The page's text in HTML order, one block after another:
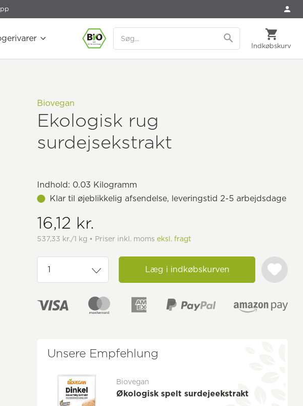
Indkøbskurv
Biovegan
Ekologisk rug
surdejsekstrakt
Indhold: 0.03 Kilogramm
Klar til øjeblikkelig afsendelse, leveringstid 2-5 arbejdsdage
16,12 kr.
537,33 kr./1 kg • Priser inkl. momseksl. fragt
Læg i indkøbskurven
Unsere Empfehlung
Biovegan
Økologisk spelt surdejeekstrakt